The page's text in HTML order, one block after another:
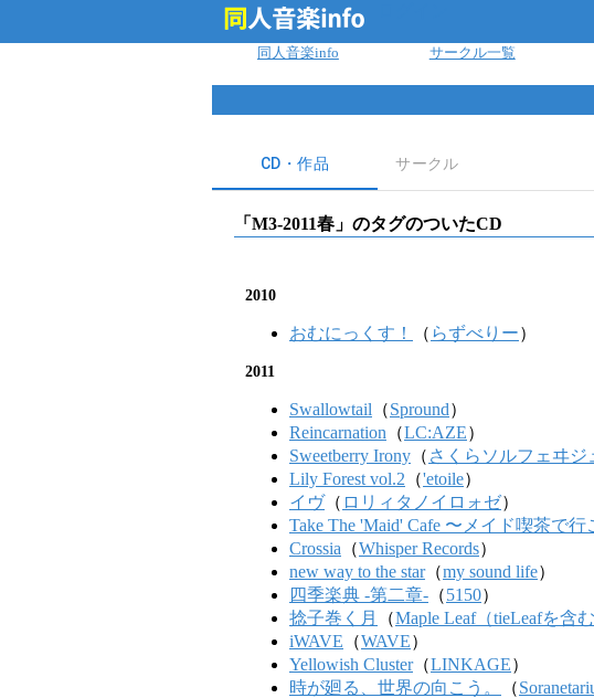
同人音楽info サークル一覧
CD・作品 サークル
「 M3-2011春 」のタグのついたCD
2010
おむにっくす！ （ らずべりー）
2011
Swallowtail （Spround）
Reincarnation （LC:AZE）
Sweetberry Irony （ さくらソルフェヰジ
Lily Forest vol.2 （'etoile）
イヴ（ ロリィタノイロォゼ）
Take The 'Maid' Cafe 〜メイド喫茶で行
Crossia （Whisper Records）
new way to the star（my sound life）
四季楽典 -第二章- （5150）
捻子巻く月
（Maple Leaf（tieLeafを含む
iWAVE （WAVE）
Yellowish Cluster（LINKAGE）
時が廻る、世界の向こう。
（